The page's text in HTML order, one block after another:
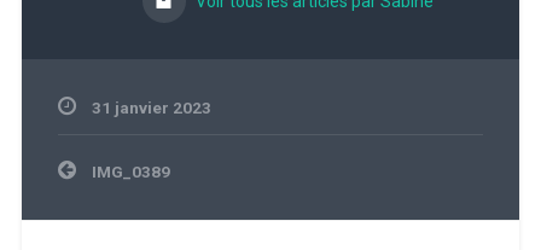
31 janvier 2023
Navigation
de
IMG_0389